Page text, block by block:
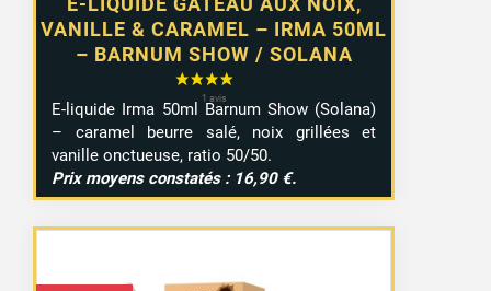
VANILLE & CARAMEL – IRMA 50ML
– BARNUM SHOW / SOLANA
E-liquide Irma 50ml Barnum Show (Solana)
– caramel beurre salé, noix grillées et
vanille onctueuse, ratio 50/50.
Prix moyens constatés : 16,90 €.